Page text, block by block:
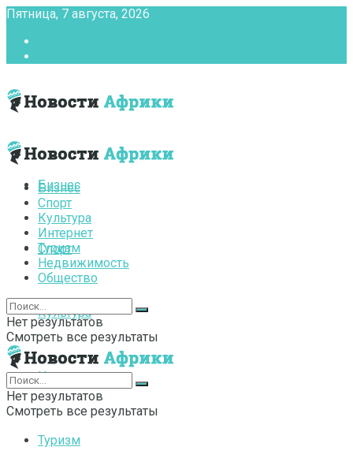
Пятница, 7 августа, 2026
Бизнес
Спорт
Культура
Интернет
Туризм
Бизнес
Спорт
Культура
Интернет
Туризм
Недвижимость
Общество
Нет результатов
Смотреть все результаты
Нет результатов
Смотреть все результаты